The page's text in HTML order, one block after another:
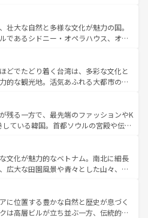
ズでは、音楽と美食が融合した独特の
はアメリカの各地域で異なる魅力を楽
様性と豊かな歴史を感じることができ
。 なお、新着のアメリカ
覧を参照してほしい。
。また、定番の観光地といえばオアフ
を求めるならマウイ島やカウアイ島が
ドグリーンに輝く海をはじめ、豊かな
で訪れる人々を迎えてくれるハワイの
カルフードやハワイアンミュージッ
ンスなど、すべてがハワイの魅力を彩
なお、新着のハワイ情報
を参照してほしい。
壮大な自然と多様な文化が魅力の国。
であるシドニー・オペラハウス、オー
央部にそびえるウルル（エアーズロッ
美しい原生林やケアンズの熱帯雨林な
さん。また、カフェやワイン、オージ
ィも充実しており、サーフィンやダイ
など、アウトドア好きにはたまらな
の多彩な魅力を存分に味わいつくそ
どでたどり着く台湾は、多彩な文化と
的な観光地。活気あふれる大都市の台
地帯である台湾東部など、都市の喧騒
存しており、訪れる人に新しい発見と
れる。また、奥深い台湾の食文化も魅
スイーツなど、バラエティ豊かな料理
る。 なお、新着の台湾情報は コンテンツ一覧を参
残る一方で、最先端のファッションやK
ている韓国。首都ソウルの宮殿や伝統
せば四季折々の自然美を楽しむことが
ムチや焼肉、絶品のストリートフード
国料理が待っている。夜には、韓国な
ら、韓国の多彩な魅力を心ゆくまで味
わってみてほしい。 なお、新着の韓国情報はコンテンツ一
。
文化が魅力的なベトナム。南北に細長
広大な田園風景や青々とした山々、世
統が息づく。ハノイの古い町並みやホ
ス統治時代の建物も、独特の雰囲気を
た、バラエティの豊かさとおいしさで
に位置する豊かな自然と歴史が息づく
は高層ビルが立ち並ぶ一方、伝統的な